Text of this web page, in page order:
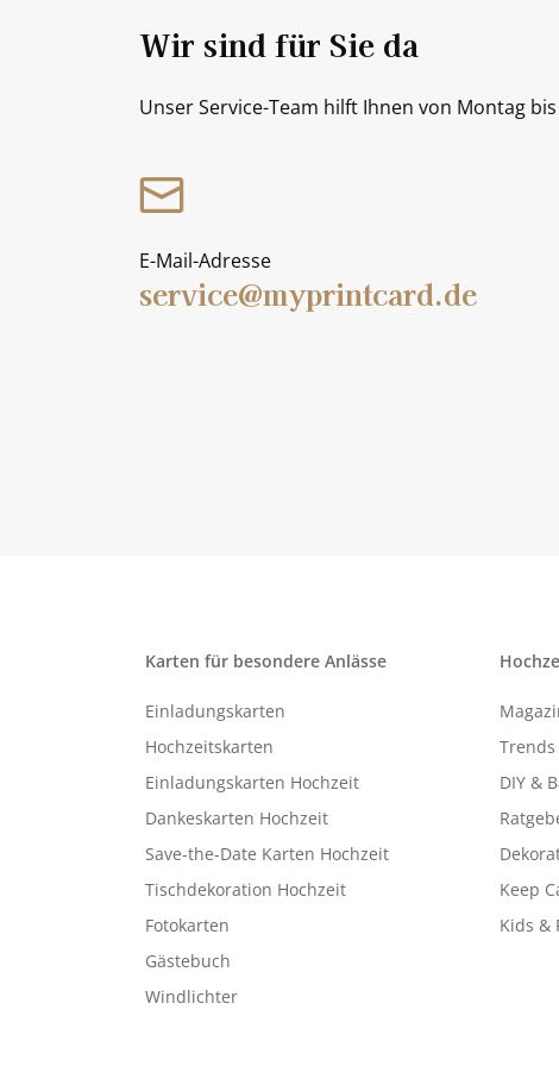
Wir sind für Sie da
Unser Service-Team hilft Ihnen von Montag
E-Mail-Adresse
service@myprintcard.de
Karten für besondere Anlässe
Einladungskarten
Hochzeitskarten
Einladungskarten Hochzeit
Dankeskarten Hochzeit
Save-the-Date Karten Hochzeit
Tischdekoration Hochzeit
Fotokarten
Gästebuch
Windlichter
DIY &
Keep
Kids &